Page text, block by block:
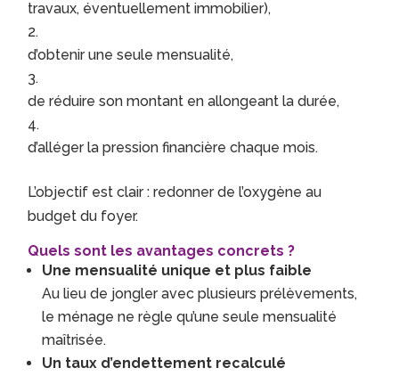
travaux, éventuellement immobilier),
d’obtenir une seule mensualité,
de réduire son montant en allongeant la durée,
d’alléger la pression financière chaque mois.
L’objectif est clair : redonner de l’oxygène au
budget du foyer.
Quels sont les avantages concrets ?
Une mensualité unique et plus faible
Au lieu de jongler avec plusieurs prélèvements,
le ménage ne règle qu’une seule mensualité
maîtrisée.
Un taux d’endettement recalculé